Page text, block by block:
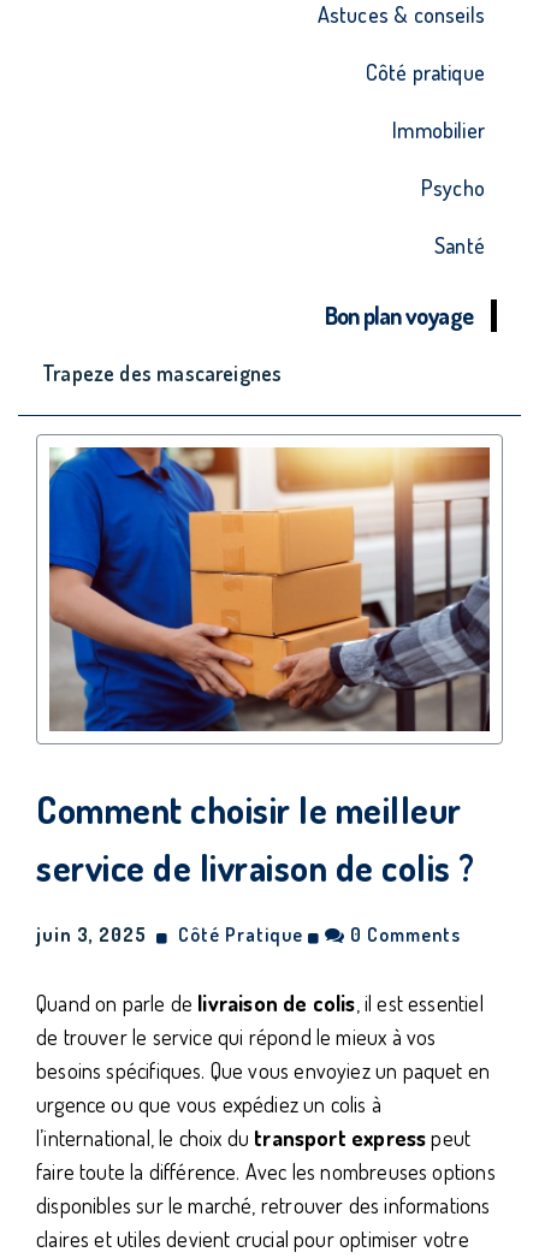
Astuces & conseils
Côté pratique
Immobilier
Psycho
Santé
Bon plan voyage
Trapeze des mascareignes
Comment choisir le meilleur
service de livraison de colis ?
juin 3, 2025 Côté Pratique 0 Comments
Quand on parle de livraison de colis , il est essentiel
de trouver le service qui répond le mieux à vos
besoins spécifiques. Que vous envoyiez un paquet en
urgence ou que vous expédiez un colis à
l’international, le choix du transport expresspeut
faire toute la différence. Avec les nombreuses options
disponibles sur le marché, retrouver des informations
claires et utiles devient crucial pour optimiser votre